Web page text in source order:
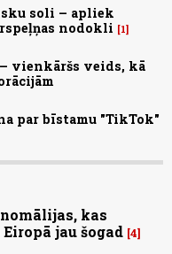
soli – apliek
nodokli
1
vienkāršs veids, kā
par bīstamu "TikTok"
kas
jau šogad 4